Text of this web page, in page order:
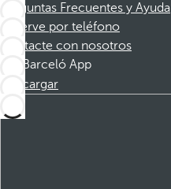
Preguntas Frecuentes y Ayuda
Reserve por teléfono
Contacte con nosotros
Barceló App
Descargar